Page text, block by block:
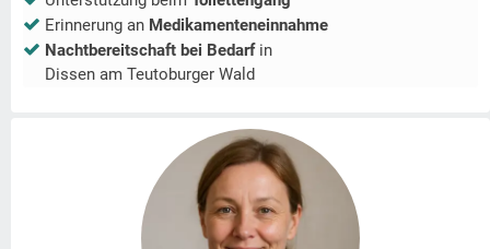
Erinnerung an Medikamenteneinnahme
Nachtbereitschaft bei Bedarfin
Dissen am Teutoburger Wald